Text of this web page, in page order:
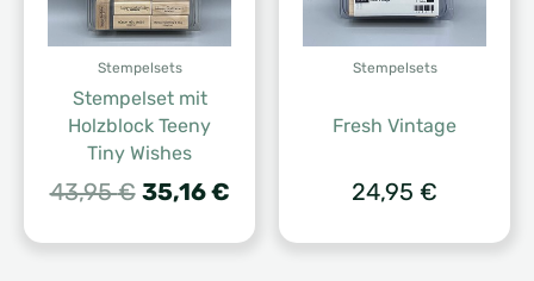
Stempelsets
Stempelset mit
Holzblock Teeny
Tiny Wishes
43,95€ Ursprünglicher
war:
35,16€Aktueller
ist:
Stempelsets
Fresh Vintage
24,95 €